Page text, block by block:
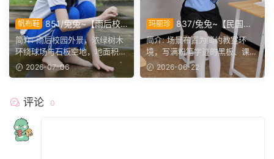
帆布鞋
851/兔兔~【雨后校
隅】雨后林间蓝白校服，脱鞋
踏水留住青春青涩时光。
简介: 雨后校园外景，浓绿树木
环绕球场与石板空地，地面积留
浅浅水洼倒映枝叶。兔...
2026-07-06
玛丽珍
837/兔兔~【民国学
韵】教室重温旧时风貌，一身
素衣尽显少年书卷气息。
简介: 场景布置为简约教室环
境，写满粉笔字迹的黑板、课桌
椅构成复古校园氛围。兔...
2026-06-22
评论 0